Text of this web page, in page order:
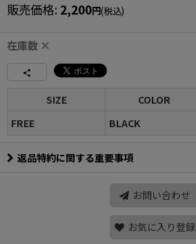
販売価格: 2,200円(税込)
在庫数 ×
SIZE COLOR
FREE
BLACK
返品特約に関する重要事項
お問い合わせ
お気に入り登録